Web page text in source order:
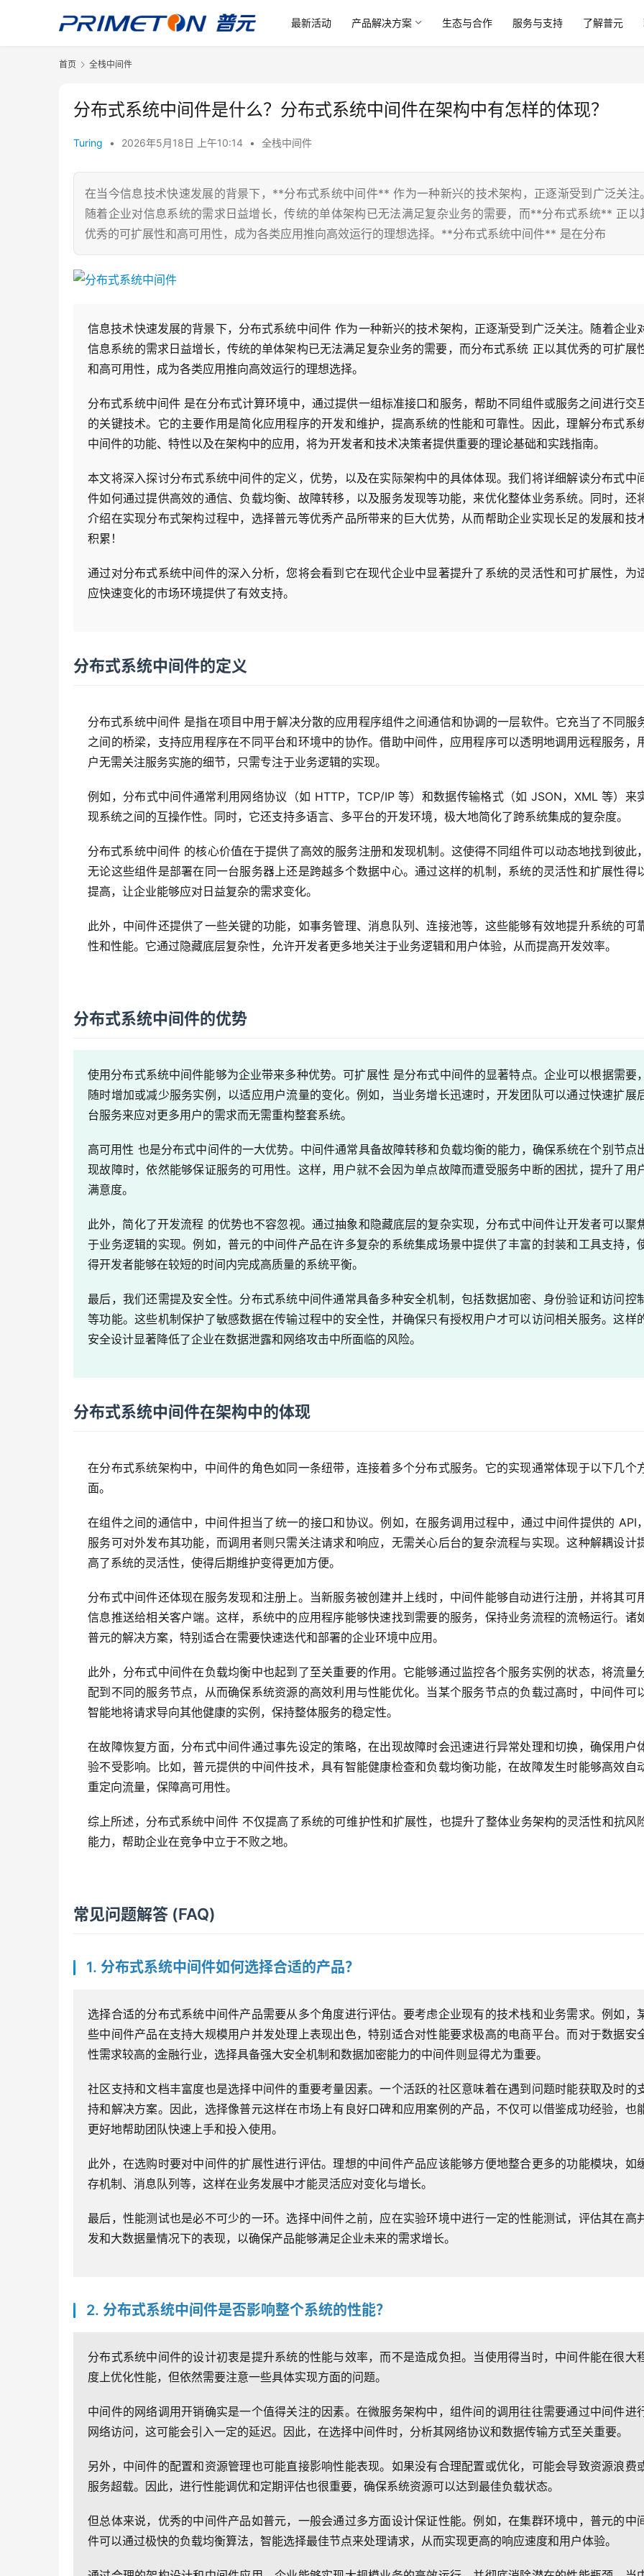
最新活动 产品解决方案 生态与合作 服务与支持 了解普元
首页 全栈中间件
分布式系统中间件是什么？分布式系统中间件在架构中有怎样的体现？
Turing • 2026年5月18日 上午10:14 • 全栈中间件
在当今信息技术快速发展的背景下，**分布式系统中间件** 作为一种新兴的技术架构，正逐渐受到广泛关注。
随着企业对信息系统的需求日益增长，传统的单体架构已无法满足复杂业务的需要，而**分布式系统** 正以
优秀的可扩展性和高可用性，成为各类应用推向高效运行的理想选择。**分布式系统中间件** 是在分布
信息技术快速发展的背景下，分布式系统中间件 作为一种新兴的技术架构，正逐渐受到广泛关注。随着企业
信息系统的需求日益增长，传统的单体架构已无法满足复杂业务的需要，而分布式系统 正以其优秀的可扩展
和高可用性，成为各类应用推向高效运行的理想选择。
分布式系统中间件 是在分布式计算环境中，通过提供一组标准接口和服务，帮助不同组件或服务之间进行交
的关键技术。它的主要作用是简化应用程序的开发和维护，提高系统的性能和可靠性。因此，理解分布式系
中间件的功能、特性以及在架构中的应用，将为开发者和技术决策者提供重要的理论基础和实践指南。
本文将深入探讨分布式系统中间件的定义，优势，以及在实际架构中的具体体现。我们将详细解读分布式中
件如何通过提供高效的通信、负载均衡、故障转移，以及服务发现等功能，来优化整体业务系统。同时，还
介绍在实现分布式架构过程中，选择普元等优秀产品所带来的巨大优势，从而帮助企业实现长足的发展和技
积累！
通过对分布式系统中间件的深入分析，您将会看到它在现代企业中显著提升了系统的灵活性和可扩展性，为
应快速变化的市场环境提供了有效支持。
分布式系统中间件的定义
分布式系统中间件 是指在项目中用于解决分散的应用程序组件之间通信和协调的一层软件。它充当了不同服
之间的桥梁，支持应用程序在不同平台和环境中的协作。借助中间件，应用程序可以透明地调用远程服务，
户无需关注服务实施的细节，只需专注于业务逻辑的实现。
例如，分布式中间件通常利用网络协议（如 HTTP，TCP/IP 等）和数据传输格式（如 JSON，XML 等）来
现系统之间的互操作性。同时，它还支持多语言、多平台的开发环境，极大地简化了跨系统集成的复杂度。
分布式系统中间件 的核心价值在于提供了高效的服务注册和发现机制。这使得不同组件可以动态地找到彼此，
无论这些组件是部署在同一台服务器上还是跨越多个数据中心。通过这样的机制，系统的灵活性和扩展性得
提高，让企业能够应对日益复杂的需求变化。
此外，中间件还提供了一些关键的功能，如事务管理、消息队列、连接池等，这些能够有效地提升系统的可
性和性能。它通过隐藏底层复杂性，允许开发者更多地关注于业务逻辑和用户体验，从而提高开发效率。
分布式系统中间件的优势
使用分布式系统中间件能够为企业带来多种优势。可扩展性 是分布式中间件的显著特点。企业可以根据需要，
随时增加或减少服务实例，以适应用户流量的变化。例如，当业务增长迅速时，开发团队可以通过快速扩展
台服务来应对更多用户的需求而无需重构整套系统。
高可用性 也是分布式中间件的一大优势。中间件通常具备故障转移和负载均衡的能力，确保系统在个别节点
现故障时，依然能够保证服务的可用性。这样，用户就不会因为单点故障而遭受服务中断的困扰，提升了用
满意度。
此外，简化了开发流程 的优势也不容忽视。通过抽象和隐藏底层的复杂实现，分布式中间件让开发者可以聚
于业务逻辑的实现。例如，普元的中间件产品在许多复杂的系统集成场景中提供了丰富的封装和工具支持，
得开发者能够在较短的时间内完成高质量的系统平衡。
最后，我们还需提及安全性。分布式系统中间件通常具备多种安全机制，包括数据加密、身份验证和访问控
等功能。这些机制保护了敏感数据在传输过程中的安全性，并确保只有授权用户才可以访问相关服务。这样
安全设计显著降低了企业在数据泄露和网络攻击中所面临的风险。
分布式系统中间件在架构中的体现
在分布式系统架构中，中间件的角色如同一条纽带，连接着多个分布式服务。它的实现通常体现于以下几个
面。
在组件之间的通信中，中间件担当了统一的接口和协议。例如，在服务调用过程中，通过中间件提供的 API，
服务可对外发布其功能，而调用者则只需关注请求和响应，无需关心后台的复杂流程与实现。这种解耦设计
高了系统的灵活性，使得后期维护变得更加方便。
分布式中间件还体现在服务发现和注册上。当新服务被创建并上线时，中间件能够自动进行注册，并将其可
信息推送给相关客户端。这样，系统中的应用程序能够快速找到需要的服务，保持业务流程的流畅运行。诸
普元的解决方案，特别适合在需要快速迭代和部署的企业环境中应用。
此外，分布式中间件在负载均衡中也起到了至关重要的作用。它能够通过监控各个服务实例的状态，将流量
配到不同的服务节点，从而确保系统资源的高效利用与性能优化。当某个服务节点的负载过高时，中间件可
智能地将请求导向其他健康的实例，保持整体服务的稳定性。
在故障恢复方面，分布式中间件通过事先设定的策略，在出现故障时会迅速进行异常处理和切换，确保用户
验不受影响。比如，普元提供的中间件技术，具有智能健康检查和负载均衡功能，在故障发生时能够高效自
重定向流量，保障高可用性。
综上所述，分布式系统中间件 不仅提高了系统的可维护性和扩展性，也提升了整体业务架构的灵活性和抗风
能力，帮助企业在竞争中立于不败之地。
常见问题解答 (FAQ)
1. 分布式系统中间件如何选择合适的产品？
选择合适的分布式系统中间件产品需要从多个角度进行评估。要考虑企业现有的技术栈和业务需求。例如，
些中间件产品在支持大规模用户并发处理上表现出色，特别适合对性能要求极高的电商平台。而对于数据安
性需求较高的金融行业，选择具备强大安全机制和数据加密能力的中间件则显得尤为重要。
社区支持和文档丰富度也是选择中间件的重要考量因素。一个活跃的社区意味着在遇到问题时能获取及时的
持和解决方案。因此，选择像普元这样在市场上有良好口碑和应用案例的产品，不仅可以借鉴成功经验，也
更好地帮助团队快速上手和投入使用。
此外，在选购时要对中间件的扩展性进行评估。理想的中间件产品应该能够方便地整合更多的功能模块，如
存机制、消息队列等，这样在业务发展中才能灵活应对变化与增长。
最后，性能测试也是必不可少的一环。选择中间件之前，应在实验环境中进行一定的性能测试，评估其在高
发和大数据量情况下的表现，以确保产品能够满足企业未来的需求增长。
2. 分布式系统中间件是否影响整个系统的性能？
分布式系统中间件的设计初衷是提升系统的性能与效率，而不是造成负担。当使用得当时，中间件能在很大
度上优化性能，但依然需要注意一些具体实现方面的问题。
中间件的网络调用开销确实是一个值得关注的因素。在微服务架构中，组件间的调用往往需要通过中间件进
网络访问，这可能会引入一定的延迟。因此，在选择中间件时，分析其网络协议和数据传输方式至关重要。
另外，中间件的配置和资源管理也可能直接影响性能表现。如果没有合理配置或优化，可能会导致资源浪费
服务超载。因此，进行性能调优和定期评估也很重要，确保系统资源可以达到最佳负载状态。
但总体来说，优秀的中间件产品如普元，一般会通过多方面设计保证性能。例如，在集群环境中，普元的中
件可以通过极快的负载均衡算法，智能选择最佳节点来处理请求，从而实现更高的响应速度和用户体验。